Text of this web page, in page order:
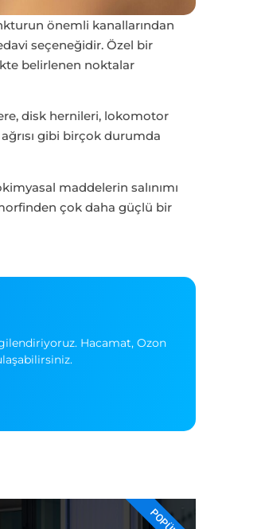
önemli kanallarından
seçeneğidir. Özel bir
belirlenen noktalar
disk hernileri, lokomotor
ağrısı gibi birçok durumda
maddelerin salınımı
çok daha güçlü bir
Hacamat, Ozon